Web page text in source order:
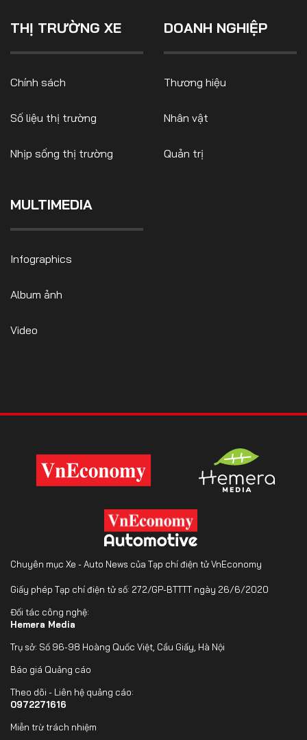
THỊ TRƯỜNG XE
Chính sách
Số liệu thị trường
Nhịp sống thị trường
DOANH NGHIỆP
Thương hiệu
Nhân vật
Quản trị
MULTIMEDIA
Infographics
Album ảnh
Video
Chuyên mục Xe - Auto News của Tạp chí điện tử VnEconomy
Giấy phép Tạp chí điện tử số: 272/GP-BTTTT ngày 26/6/2020
Đối tác công nghệ:
Hemera Media
Trụ sở: Số 96-98 Hoàng Quốc Việt, Cầu Giấy, Hà Nội
Báo giá Quảng cáo
Theo dõi - Liên hệ quảng cáo:
0972271616
Miễn trừ trách nhiệm